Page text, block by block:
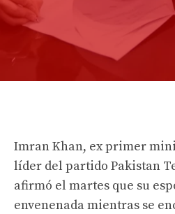
Imran Khan, ex primer
líder del partido Pakistan
afirmó el martes que su
envenenada mientras se